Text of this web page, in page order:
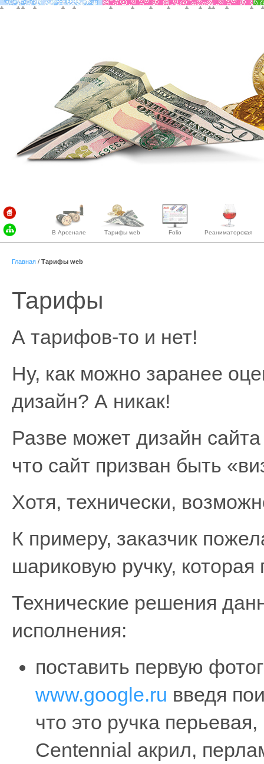
В Арсенале Тарифы web Folio Реаниматорская
Главная / Тарифы web
Тарифы
А тарифов-то и нет!
Ну, как можно заранее
дизайн? А никак!
Разве может дизайн
что сайт призван быть
Хотя, технически,
К примеру, заказчик
шариковую ручку,
Технические решения
исполнения:
поставить первую
www.google.ru введя
что это ручка
Centennial акрил,